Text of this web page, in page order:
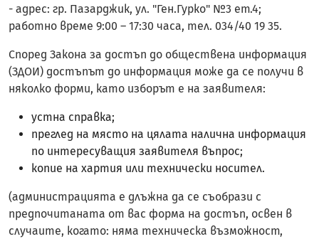
- адрес: гр. Пазарджик, ул. "Ген.Гурко" №3 ет.4;
работно време 9:00 – 17:30 часа, тел. 034/40 19 35.
Според Закона за достъп до обществена информация
(ЗДОИ) достъпът до информация може да се получи в
няколко форми, като изборът е на заявителя:
устна справка;
преглед на място на цялата налична информация
по интересуващия заявителя въпрос;
копие на хартия или технически носител.
(администрацията е длъжна да се съобрази с
предпочитаната от вас форма на достъп, освен в
случаите, когато: няма техническа възможност,